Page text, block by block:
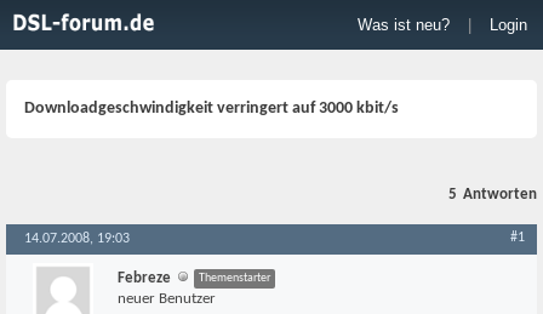
Was ist neu? Login
Downloadgeschwindigkeit verringert auf 3000 kbit/s
5 Antworten
14.07.2008, 19:03 #1
Febreze Themenstarter
neuer Benutzer